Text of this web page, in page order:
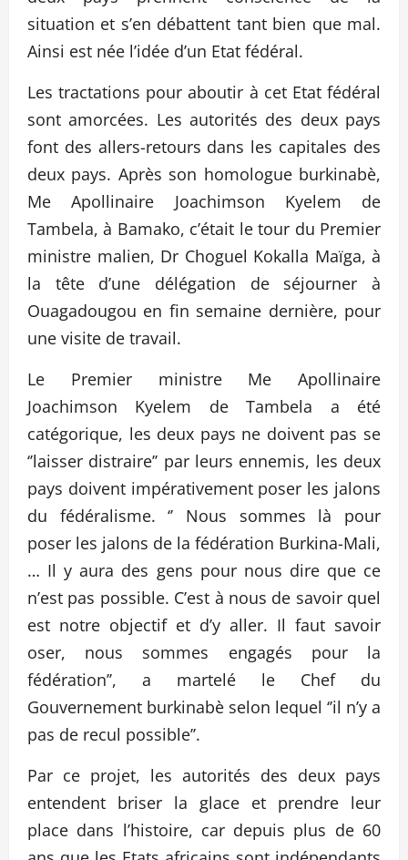
situation et s’en débattent tant bien que mal.
Ainsi est née l’idée d’un Etat fédéral.
Les tractations pour aboutir à cet Etat fédéral
sont amorcées. Les autorités des deux pays
font des allers-retours dans les capitales des
deux pays. Après son homologue burkinabè,
Me Apollinaire Joachimson Kyelem de
Tambela, à Bamako, c’était le tour du Premier
ministre malien, Dr Choguel Kokalla Maïga, à
la tête d’une délégation de séjourner à
Ouagadougou en fin semaine dernière, pour
une visite de travail.
Le Premier ministre Me Apollinaire
Joachimson Kyelem de Tambela a été
catégorique, les deux pays ne doivent pas se
‘’laisser distraire’’ par leurs ennemis, les deux
pays doivent impérativement poser les jalons
du fédéralisme. ‘’ Nous sommes là pour
poser les jalons de la fédération Burkina-Mali,
… Il y aura des gens pour nous dire que ce
n’est pas possible. C’est à nous de savoir quel
est notre objectif et d’y aller. Il faut savoir
oser, nous sommes engagés pour la
fédération’’, a martelé le Chef du
Gouvernement burkinabè selon lequel ‘’il n’y a
pas de recul possible’’.
Par ce projet, les autorités des deux pays
entendent briser la glace et prendre leur
place dans l’histoire, car depuis plus de 60